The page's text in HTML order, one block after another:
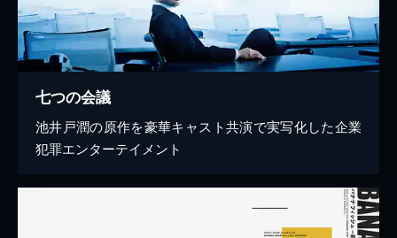
七つの会議
池井戸潤の原作を豪華キャスト共演で実写化した企業
犯罪エンターテイメント